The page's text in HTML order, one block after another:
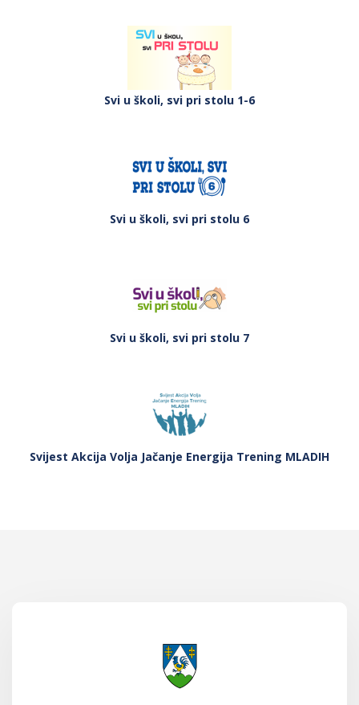
Svi u školi, svi pri stolu 1-6
Svi u školi, svi pri stolu 6
Svi u školi, svi pri stolu 7
Svijest Akcija Volja Jačanje Energija Trening MLADIH